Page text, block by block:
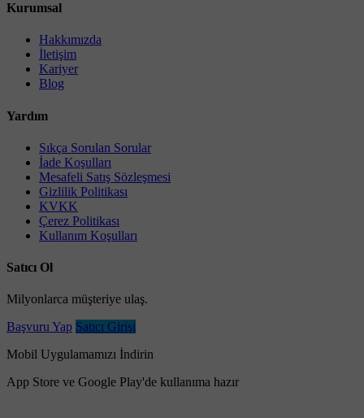
Kurumsal
Hakkımızda
İletişim
Kariyer
Blog
Yardım
Sıkça Sorulan Sorular
İade Koşulları
Mesafeli Satış Sözleşmesi
Gizlilik Politikası
KVKK
Çerez Politikası
Kullanım Koşulları
Satıcı Ol
Milyonlarca müşteriye ulaş.
Başvuru Yap Satıcı Girişi
Mobil Uygulamamızı İndirin
App Store ve Google Play'de kullanıma hazır